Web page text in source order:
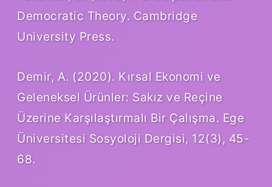
Democratic Theory. Cambridge
University Press.
Demir, A. (2020). Kırsal Ekonomi ve
Geleneksel Ürünler: Sakız ve Reçine
Üzerine Karşılaştırmalı Bir Çalışma. Ege
Üniversitesi Sosyoloji Dergisi, 12(3), 45-
68.